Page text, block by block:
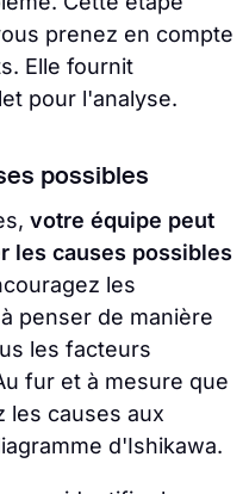
prenez en compte
Elle fournit
pour l'analyse.
possibles
votre équipe peut
les causes possibles
les
penser de manière
les facteurs
fur et à mesure que
les causes aux
d'Ishikawa.